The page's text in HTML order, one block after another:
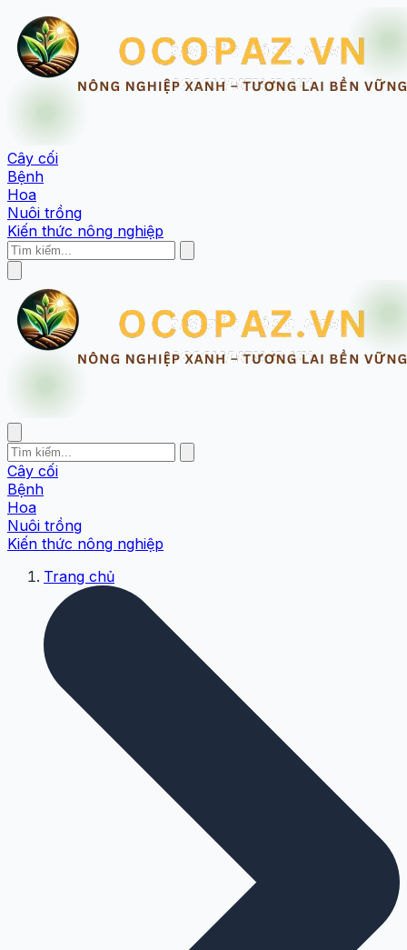
Cây cối
Bệnh
Hoa
Nuôi trồng
Kiến thức nông nghiệp
Cây cối
Bệnh
Hoa
Nuôi trồng
Kiến thức nông nghiệp
Trang chủ